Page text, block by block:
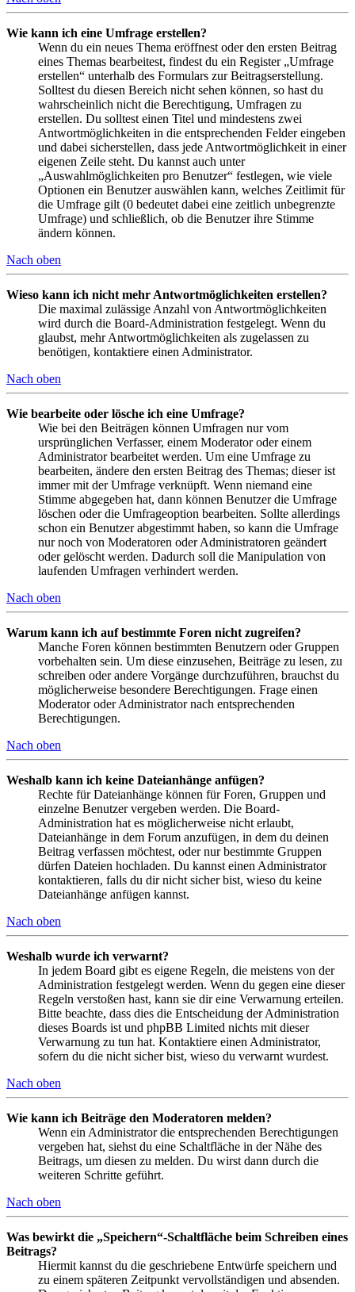
Wie kann ich eine Umfrage erstellen?
Wenn du ein neues Thema eröffnest oder den ersten Beitrag
eines Themas bearbeitest, findest du ein Register „Umfrage
erstellen“ unterhalb des Formulars zur Beitragserstellung.
Solltest du diesen Bereich nicht sehen können, so hast du
wahrscheinlich nicht die Berechtigung, Umfragen zu
erstellen. Du solltest einen Titel und mindestens zwei
Antwortmöglichkeiten in die entsprechenden Felder eingeben
und dabei sicherstellen, dass jede Antwortmöglichkeit in einer
eigenen Zeile steht. Du kannst auch unter
„Auswahlmöglichkeiten pro Benutzer“ festlegen, wie viele
Optionen ein Benutzer auswählen kann, welches Zeitlimit für
die Umfrage gilt (0 bedeutet dabei eine zeitlich unbegrenzte
Umfrage) und schließlich, ob die Benutzer ihre Stimme
ändern können.
Nach oben
Wieso kann ich nicht mehr Antwortmöglichkeiten erstellen?
Die maximal zulässige Anzahl von Antwortmöglichkeiten
wird durch die Board-Administration festgelegt. Wenn du
glaubst, mehr Antwortmöglichkeiten als zugelassen zu
benötigen, kontaktiere einen Administrator.
Nach oben
Wie bearbeite oder lösche ich eine Umfrage?
Wie bei den Beiträgen können Umfragen nur vom
ursprünglichen Verfasser, einem Moderator oder einem
Administrator bearbeitet werden. Um eine Umfrage zu
bearbeiten, ändere den ersten Beitrag des Themas; dieser ist
immer mit der Umfrage verknüpft. Wenn niemand eine
Stimme abgegeben hat, dann können Benutzer die Umfrage
löschen oder die Umfrageoption bearbeiten. Sollte allerdings
schon ein Benutzer abgestimmt haben, so kann die Umfrage
nur noch von Moderatoren oder Administratoren geändert
oder gelöscht werden. Dadurch soll die Manipulation von
laufenden Umfragen verhindert werden.
Nach oben
Warum kann ich auf bestimmte Foren nicht zugreifen?
Manche Foren können bestimmten Benutzern oder Gruppen
vorbehalten sein. Um diese einzusehen, Beiträge zu lesen, zu
schreiben oder andere Vorgänge durchzuführen, brauchst du
möglicherweise besondere Berechtigungen. Frage einen
Moderator oder Administrator nach entsprechenden
Berechtigungen.
Nach oben
Weshalb kann ich keine Dateianhänge anfügen?
Rechte für Dateianhänge können für Foren, Gruppen und
einzelne Benutzer vergeben werden. Die Board-
Administration hat es möglicherweise nicht erlaubt,
Dateianhänge in dem Forum anzufügen, in dem du deinen
Beitrag verfassen möchtest, oder nur bestimmte Gruppen
dürfen Dateien hochladen. Du kannst einen Administrator
kontaktieren, falls du dir nicht sicher bist, wieso du keine
Dateianhänge anfügen kannst.
Nach oben
Weshalb wurde ich verwarnt?
In jedem Board gibt es eigene Regeln, die meistens von der
Administration festgelegt werden. Wenn du gegen eine dieser
Regeln verstoßen hast, kann sie dir eine Verwarnung erteilen.
Bitte beachte, dass dies die Entscheidung der Administration
dieses Boards ist und phpBB Limited nichts mit dieser
Verwarnung zu tun hat. Kontaktiere einen Administrator,
sofern du die nicht sicher bist, wieso du verwarnt wurdest.
Nach oben
Wie kann ich Beiträge den Moderatoren melden?
Wenn ein Administrator die entsprechenden Berechtigungen
vergeben hat, siehst du eine Schaltfläche in der Nähe des
Beitrags, um diesen zu melden. Du wirst dann durch die
weiteren Schritte geführt.
Nach oben
Was bewirkt die „Speichern“-Schaltfläche beim Schreiben eines
Beitrags?
Hiermit kannst du die geschriebene Entwürfe speichern und
zu einem späteren Zeitpunkt vervollständigen und absenden.